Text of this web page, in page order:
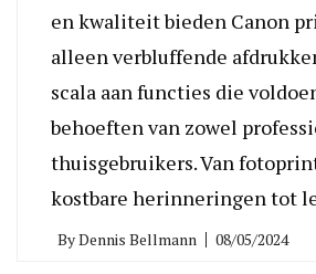
en kwaliteit bieden Canon
alleen verbluffende
scala aan functies die
behoeften van zowel
thuisgebruikers. Van
kostbare herinneringen tot
ByDennis Bellmann 08/05/2024